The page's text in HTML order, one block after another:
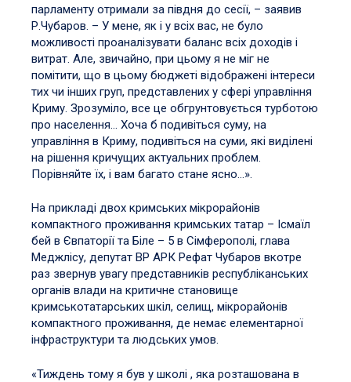
парламенту отримали за півдня до сесії, – заявив
Р.Чубаров. – У мене, як і у всіх вас, не було
можливості проаналізувати баланс всіх доходів і
витрат. Але, звичайно, при цьому я не міг не
помітити, що в цьому бюджеті відображені інтереси
тих чи інших груп, представлених у сфері управління
Криму. Зрозуміло, все це обгрунтовується турботою
про населення… Хоча б подивіться суму, на
управління в Криму, подивіться на суми, які виділені
на рішення кричущих актуальних проблем.
Порівняйте їх, і вам багато стане ясно…».
На прикладі двох кримських мікрорайонів
компактного проживання кримських татар – Ісмаїл
бей в Євпаторії та Біле – 5 в Сімферополі, глава
Меджлісу, депутат ВР АРК Рефат Чубаров вкотре
раз звернув увагу представників республіканських
органів влади на критичне становище
кримськотатарських шкіл, селищ, мікрорайонів
компактного проживання, де немає елементарної
інфраструктури та людських умов.
«Тиждень тому я був у школі , яка розташована в